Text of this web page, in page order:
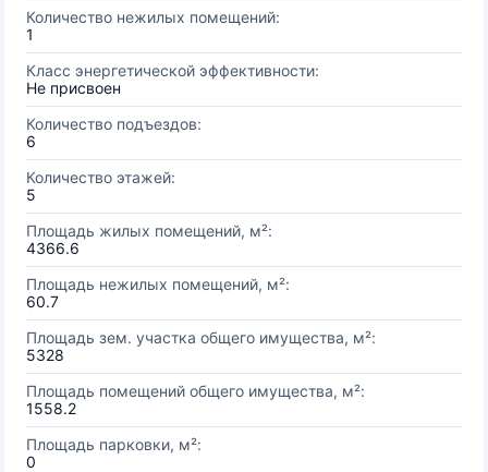
Количество нежилых помещений:
1
Класс энергетической эффективности:
Не присвоен
Количество подъездов:
6
Количество этажей:
5
Площадь жилых помещений, м²:
4366.6
Площадь нежилых помещений, м²:
60.7
Площадь зем. участка общего имущества, м²:
5328
Площадь помещений общего имущества, м²:
1558.2
Площадь парковки, м²:
0